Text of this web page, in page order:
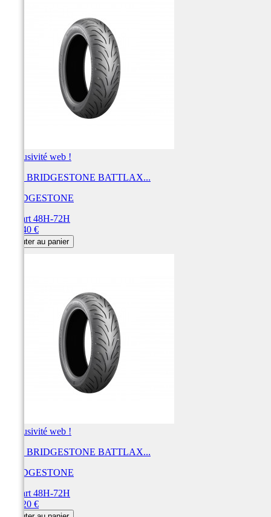
Exclusivité web !
Pneu BRIDGESTONE BATTLAX...
BRIDGESTONE
Départ 48H-72H
209,40 €
Ajouter au panier
Exclusivité web !
Pneu BRIDGESTONE BATTLAX...
BRIDGESTONE
Départ 48H-72H
208,20 €